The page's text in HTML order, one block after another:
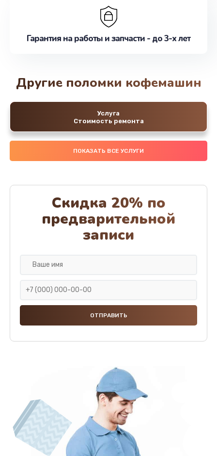
Гарантия на работы и запчасти - до 3-х лет
Другие поломки кофемашин
Услуга
Стоимость ремонта
ПОКАЗАТЬ ВСЕ УСЛУГИ
Скидка 20% по
предварительной
записи